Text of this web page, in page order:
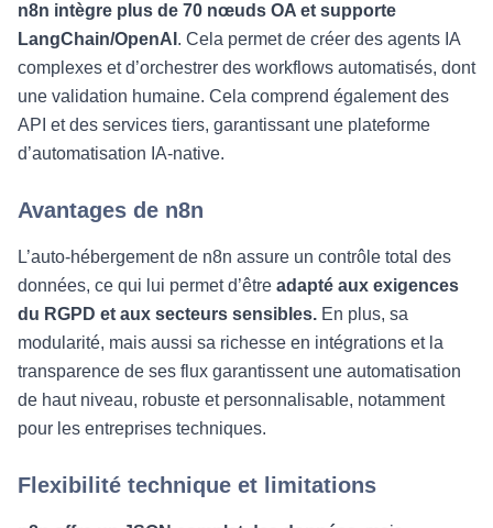
n8n intègre plus de 70 nœuds OA et supporte
LangChain/OpenAI . Cela permet de créer des agents IA
complexes et d’orchestrer des workflows automatisés, dont
une validation humaine. Cela comprend également des
API et des services tiers, garantissant une plateforme
d’automatisation IA-native.
Avantages de n8n
L’auto‑hébergement de n8n assure un contrôle total des
données, ce qui lui permet d’être adapté aux exigences
du RGPD et aux secteurs sensibles. En plus, sa
modularité, mais aussi sa richesse en intégrations et la
transparence de ses flux garantissent une automatisation
de haut niveau, robuste et personnalisable, notamment
pour les entreprises techniques.
Flexibilité technique et limitations